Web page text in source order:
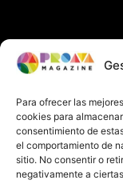
Para ofrecer las
cookies para
consentimiento de
el comportamiento de
sitio. No consentir o
negativamente a
Calle Baja, 29
+34 963 92